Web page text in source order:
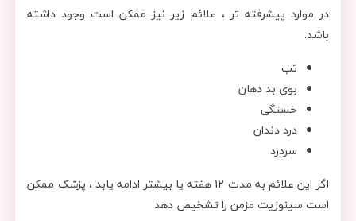
در موارد پیشرفته تر ، علائم زیر نیز ممکن است وجود داشته
باشد:
تب
بوی بد دهان
خستگی
درد دندان
سردرد
اگر این علائم به مدت 12 هفته یا بیشتر ادامه یابد ، پزشک ممکن
است سینوزیت مزمن را تشخیص دهد.